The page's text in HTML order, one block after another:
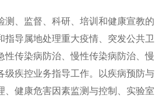
、监督、科研、培训和健康宣教的
导属地处理重大疫情、突发公共卫
传染病防治、慢性传染病防治、慢
疾控业务指导工作。以疾病预防与
健康危害因素监测与控制、实验室